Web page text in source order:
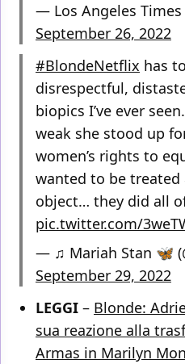
— Los Angeles Times
September 26, 2022
#BlondeNetflix has
disrespectful,
biopics I’ve ever
weak she stood up
women’s rights to
wanted to be treated
object… they did all
pic.twitter.com/
— ♫ Mariah Stan 🦋
September 29, 2022
LEGGI – Blonde:
sua reazione alla
Armas in Marilyn